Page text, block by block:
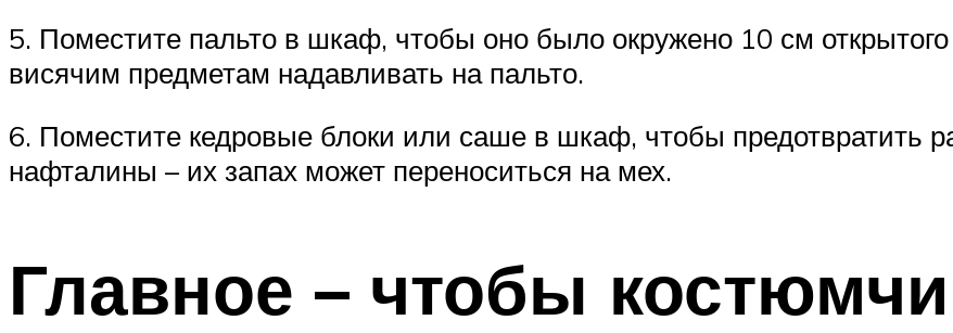
5. Поместите пальто в шкаф, чтобы оно было окружено 10 см
висячим предметам надавливать на пальто.
6. Поместите кедровые блоки или саше в шкаф, чтобы предотвратить
нафталины – их запах может переноситься на мех.
Главное – чтобы